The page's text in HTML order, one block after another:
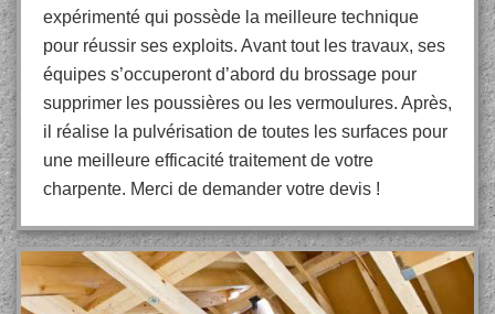
expérimenté qui possède la meilleure technique
pour réussir ses exploits. Avant tout les travaux, ses
équipes s’occuperont d’abord du brossage pour
supprimer les poussières ou les vermoulures. Après,
il réalise la pulvérisation de toutes les surfaces pour
une meilleure efficacité traitement de votre
charpente. Merci de demander votre devis !